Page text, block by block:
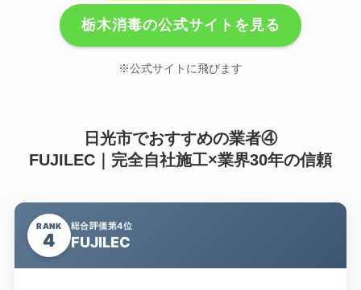
栃木消毒の公式サイトを見る
※公式サイトに飛びます
日光市でおすすめの業者④
FUJILEC｜完全自社施工×業界30年の信頼
RANK
4
総合評価第4位
FUJILEC